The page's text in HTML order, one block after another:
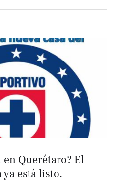
en Querétaro? El
está listo.